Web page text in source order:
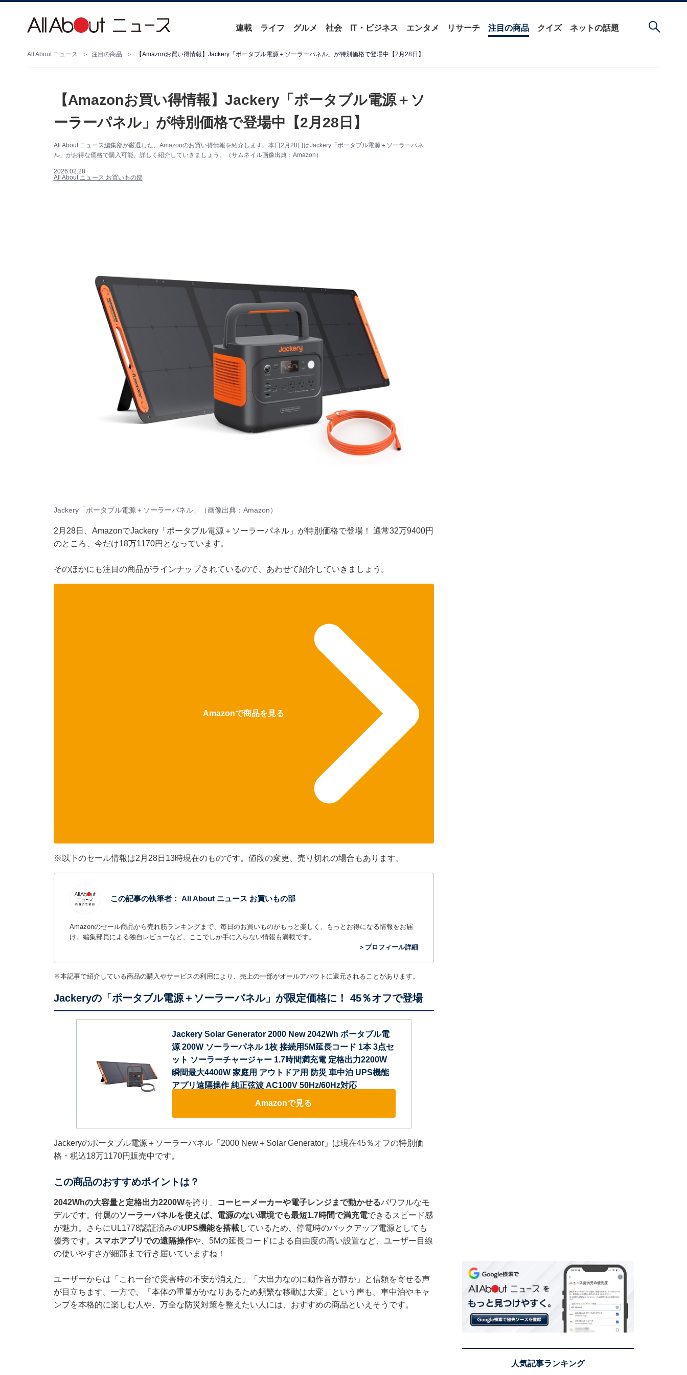
連載 ライフ グルメ 社会 IT・ビジネス エンタメ リサーチ 注目の商品 クイズ ネットの話題
All About ニュース 注目の商品 【Amazonお買い得情報】Jackery「ポータブル電源＋ソーラーパネル」が特別価格で登場中【2月28日】
【Amazonお買い得情報】Jackery「ポータブル電源＋ソ
ーラーパネル」が特別価格で登場中【2月28日】
All About ニュース編集部が厳選した、Amazonのお買い得情報を紹介します。本日2月28日はJackery「ポータブル電源＋ソーラーパネ
ル」がお得な価格で購入可能。詳しく紹介していきましょう。（サムネイル画像出典：Amazon）
2026.02.28
All About ニュース お買いもの部
Jackery「ポータブル電源＋ソーラーパネル」（画像出典：Amazon）
2月28日、AmazonでJackery「ポータブル電源＋ソーラーパネル」が特別価格で登場！ 通常32万9400円
のところ、今だけ18万1170円となっています。
そのほかにも注目の商品がラインナップされているので、あわせて紹介していきましょう。
Amazonで商品を見る
※以下のセール情報は2月28日13時現在のものです。値段の変更、売り切れの場合もあります。
この記事の執筆者： All About ニュース お買いもの部
Amazonのセール商品から売れ筋ランキングまで、毎日のお買いものがもっと楽しく、もっとお得になる情報をお届
け。編集部員による独自レビューなど、ここでしか手に入らない情報も満載です。
＞プロフィール詳細
※本記事で紹介している商品の購入やサービスの利用により、売上の一部がオールアバウトに還元されることがあります。
Jackeryの「ポータブル電源＋ソーラーパネル」が限定価格に！ 45％オフで登場
Jackery Solar Generator 2000 New 2042Wh ポータブル電
源 200W ソーラーパネル 1枚 接続用5M延長コード 1本 3点セ
ット ソーラーチャージャー 1.7時間満充電 定格出力2200W
瞬間最大4400W 家庭用 アウトドア用 防災 車中泊 UPS機能
アプリ遠隔操作 純正弦波 AC100V 50Hz/60Hz対応
Amazonで見る
Jackeryのポータブル電源＋ソーラーパネル「2000 New＋Solar Generator」は現在45％オフの特別価
格・税込18万1170円販売中です。
この商品のおすすめポイントは？
2042Whの大容量と定格出力2200Wを誇り、 コーヒーメーカーや電子レンジまで動かせるパワフルなモ
デルです。付属のソーラーパネルを使えば、電源のない環境でも最短1.7時間で満充電できるスピード感
が魅力。さらにUL1778認証済みのUPS機能を搭載しているため、停電時のバックアップ電源としても
優秀です。
スマホアプリでの遠隔操作や、5Mの延長コードによる自由度の高い設置など、ユーザー目線
の使いやすさが細部まで行き届いていますね！
ユーザーからは「これ一台で災害時の不安が消えた」「大出力なのに動作音が静か」と信頼を寄せる声
が目立ちます。一方で、「本体の重量がかなりあるため頻繁な移動は大変」という声も。車中泊やキャ
ンプを本格的に楽しむ人や、万全な防災対策を整えたい人には、おすすめの商品といえそうです。